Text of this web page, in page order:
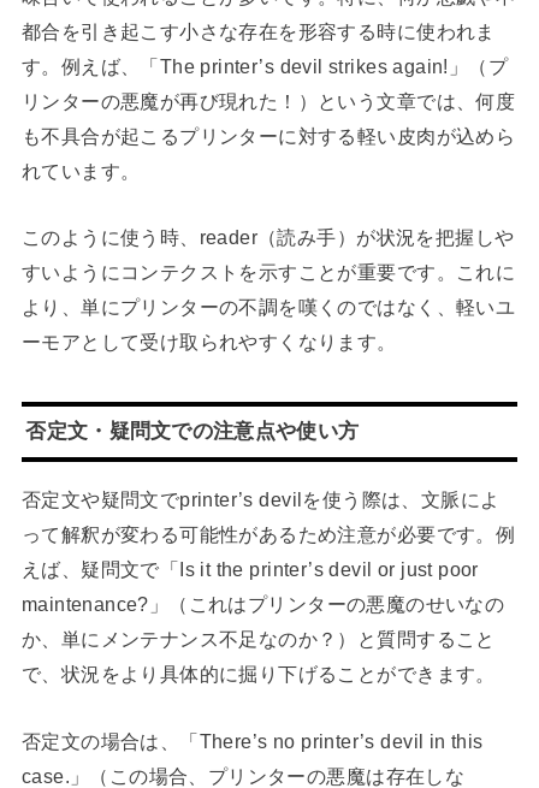
都合を引き起こす小さな存在を形容する時に使われま
す。例えば、「The printer’s devil strikes again!」（プ
リンターの悪魔が再び現れた！）という文章では、何度
も不具合が起こるプリンターに対する軽い皮肉が込めら
れています。
このように使う時、reader（読み手）が状況を把握しや
すいようにコンテクストを示すことが重要です。これに
より、単にプリンターの不調を嘆くのではなく、軽いユ
ーモアとして受け取られやすくなります。
否定文・疑問文での注意点や使い方
否定文や疑問文でprinter’s devilを使う際は、文脈によ
って解釈が変わる可能性があるため注意が必要です。例
えば、疑問文で「Is it the printer’s devil or just poor
maintenance?」（これはプリンターの悪魔のせいなの
か、単にメンテナンス不足なのか？）と質問すること
で、状況をより具体的に掘り下げることができます。
否定文の場合は、「There’s no printer’s devil in this
case.」（この場合、プリンターの悪魔は存在しな